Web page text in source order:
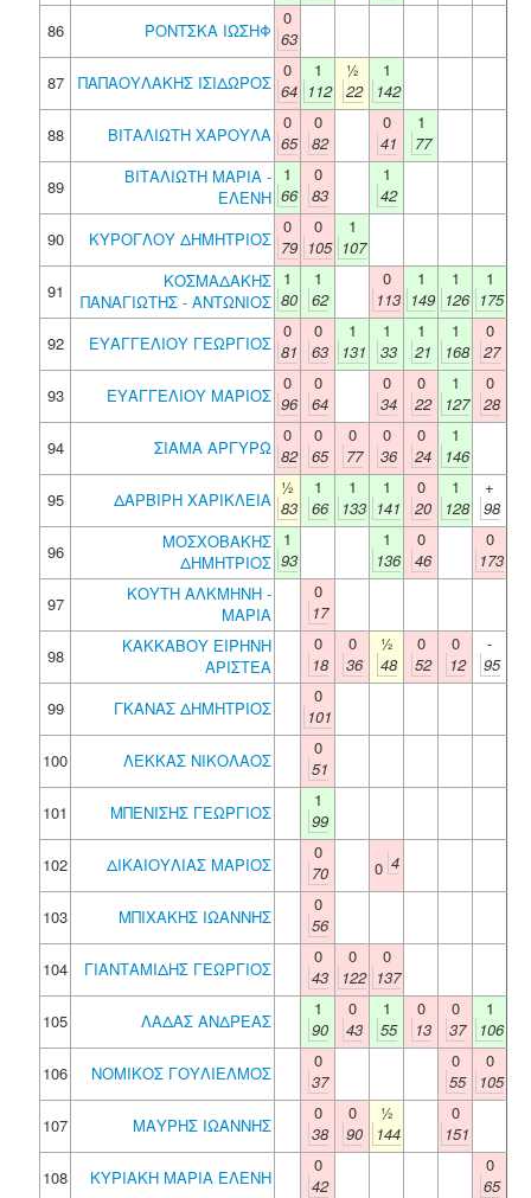
86
ΡΟΝΤΣΚΑ ΙΩΣΗΦ
0
63
87
ΠΑΠΑΟΥΛΑΚΗΣ ΙΣΙΔΩΡΟΣ
0
64
1
112
½
22
1
142
88
ΒΙΤΑΛΙΩΤΗ ΧΑΡΟΥΛΑ
0
65
0
82
0
41
1
77
89
ΒΙΤΑΛΙΩΤΗ ΜΑΡΙΑ -
ΕΛΕΝΗ
1
66
0
83
1
42
90
ΚΥΡΟΓΛΟΥ ΔΗΜΗΤΡΙΟΣ
0
79
0
105
1
107
91
ΚΟΣΜΑΔΑΚΗΣ
ΠΑΝΑΓΙΩΤΗΣ - ΑΝΤΩΝΙΟΣ
1
80
1
62
0
113
1
149
1
126
1
175
92
ΕΥΑΓΓΕΛΙΟΥ ΓΕΩΡΓΙΟΣ
0
81
0
63
1
131
1
33
1
21
1
168
0
27
93
ΕΥΑΓΓΕΛΙΟΥ ΜΑΡΙΟΣ
0
96
0
64
0
34
0
22
1
127
0
28
94
ΣΙΑΜΑ ΑΡΓΥΡΩ
0
82
0
65
0
77
0
36
0
24
1
146
95
ΔΑΡΒΙΡΗ ΧΑΡΙΚΛΕΙΑ
½
83
1
66
1
133
1
141
0
20
1
128
+
98
96
ΜΟΣΧΟΒΑΚΗΣ
ΔΗΜΗΤΡΙΟΣ
1
93
1
136
0
46
0
173
97
ΚΟΥΤΗ ΑΛΚΜΗΝΗ -
ΜΑΡΙΑ
0
17
98
ΚΑΚΚΑΒΟΥ ΕΙΡΗΝΗ
ΑΡΙΣΤΕΑ
0
18
0
36
½
48
0
52
0
12
-
95
99
ΓΚΑΝΑΣ ΔΗΜΗΤΡΙΟΣ
0
101
100
ΛΕΚΚΑΣ ΝΙΚΟΛΑΟΣ
0
51
101
ΜΠΕΝΙΣΗΣ ΓΕΩΡΓΙΟΣ
1
99
102
ΔΙΚΑΙΟΥΛΙΑΣ ΜΑΡΙΟΣ
0
70
0 4
103 ΜΠΙΧΑΚΗΣ ΙΩΑΝΝΗΣ
0
56
104
ΓΙΑΝΤΑΜΙΔΗΣ ΓΕΩΡΓΙΟΣ
0
43
0
122
0
137
105
ΛΑΔΑΣ ΑΝΔΡΕΑΣ
1
90
0
43
1
55
0
13
0
37
1
106
106
ΝΟΜΙΚΟΣ ΓΟΥΛΙΕΛΜΟΣ
0
37
0
55
0
105
107
ΜΑΥΡΗΣ ΙΩΑΝΝΗΣ
0
38
0
90
½
144
0
151
108
ΚΥΡΙΑΚΗ ΜΑΡΙΑ ΕΛΕΝΗ
0
42
0
65